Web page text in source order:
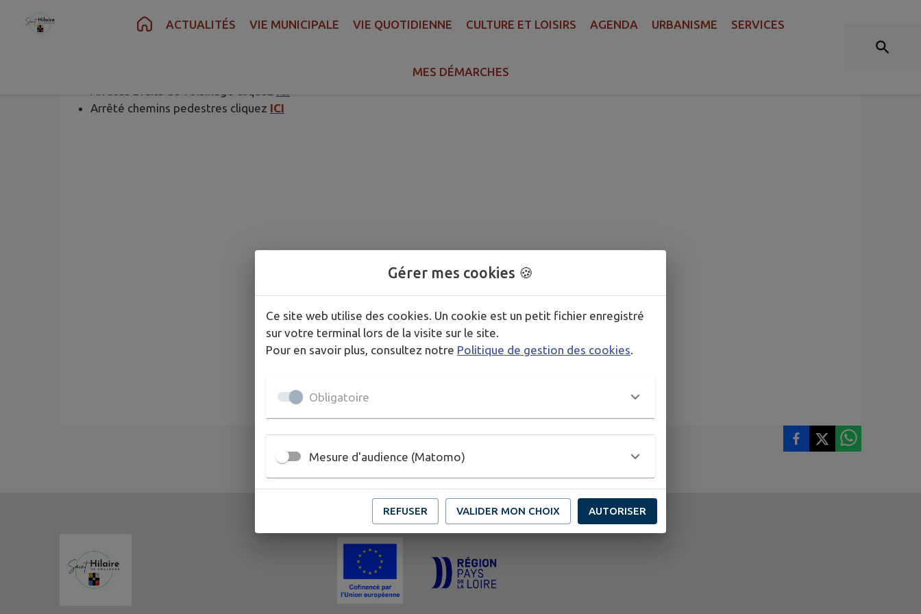
Contenu Recherche Pied de page
ACTUALITÉS VIE MUNICIPALE VIE QUOTIDIENNE CULTURE ET LOISIRS AGENDA URBANISME SERVICES
MES DÉMARCHES
ARRÊTÉS
Arrêté chemins pedestres cliquez ICI
Gérer mes cookies 🍪
Ce site web utilise des cookies. Un cookie est un petit fichier enregistré
sur votre terminal lors de la visite sur le site.
Pour en savoir plus, consultez notre Politique de gestion des cookies.
Obligatoire
Mesure d'audience (Matomo)
REFUSER VALIDER MON CHOIX AUTORISER